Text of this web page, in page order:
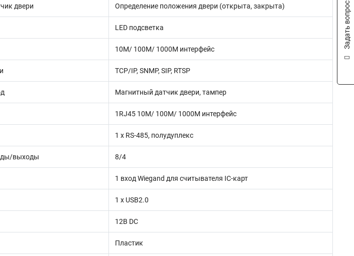
двери Определение положения двери (открыта, закрыта)
LED подсветка
10M/ 100M/ 1000М интерфейс
TCP/IP, SNMP, SIP, RTSP
Магнитный датчик двери, тампер
1RJ45 10M/ 100M/ 1000М интерфейс
1 х RS-485, полудуплекс
выходы 8/4
1 вход Wiegand для считывателя IC-карт
1 x USB2.0
12В DC
Пластик
Задать вопрос